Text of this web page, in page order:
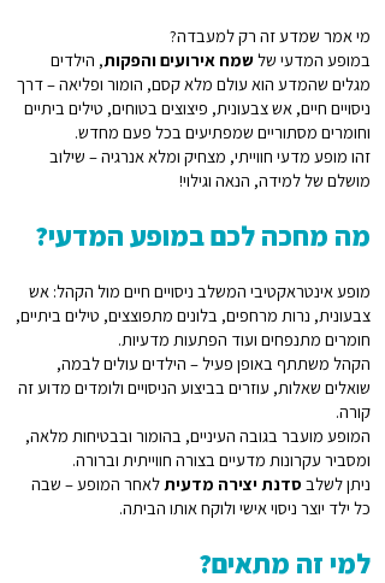
מי אמר שמדע זה רק למעבדה?
במופע המדעי של שמח אירועים והפקות, הילדים
מגלים שהמדע הוא עולם מלא קסם, הומור ופליאה – דרך
ניסויים חיים, אש צבעונית, פיצוצים בטוחים, טילים ביתיים
וחומרים מסתוריים שמפתיעים בכל פעם מחדש.
זהו מופע מדעי חווייתי, מצחיק ומלא אנרגיה – שילוב
מושלם של למידה, הנאה וגילוי!
מה מחכה לכם במופע המדעי?
מופע אינטראקטיבי המשלב ניסויים חיים מול הקהל: אש
צבעונית, נרות מרחפים, בלונים מתפוצצים, טילים ביתיים,
חומרים מתנפחים ועוד הפתעות מדעיות.
הקהל משתתף באופן פעיל – הילדים עולים לבמה,
שואלים שאלות, עוזרים בביצוע הניסויים ולומדים מדוע זה
קורה.
המופע מועבר בגובה העיניים, בהומור ובבטיחות מלאה,
ומסביר עקרונות מדעיים בצורה חווייתית וברורה.
ניתן לשלב סדנת יצירה מדעיתלאחר המופע – שבה
כל ילד יוצר ניסוי אישי ולוקח אותו הביתה.
למי זה מתאים?